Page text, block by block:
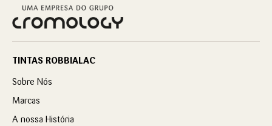
TINTAS ROBBIALAC
Sobre Nós
Marcas
A nossa História